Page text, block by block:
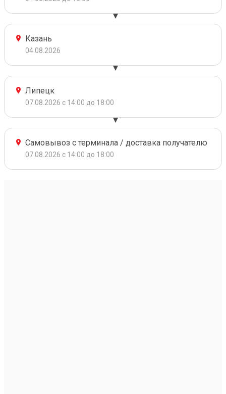
Казань
04.08.2026
Липецк
07.08.2026 с 14:00 до 18:00
Самовывоз с терминала / доставка получателю
07.08.2026 с 14:00 до 18:00